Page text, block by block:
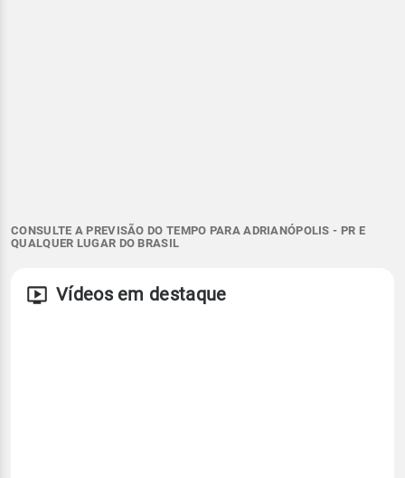
CONSULTE A PREVISÃO DO TEMPO PARA ADRIANÓPOLIS - PR E
QUALQUER LUGAR DO BRASIL
Vídeos em destaque